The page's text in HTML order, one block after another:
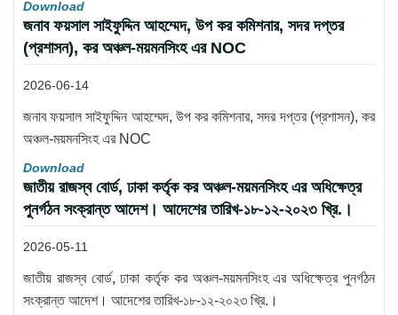
Download
জনাব ফয়সাল সাইফুদ্দিন আহম্মেদ, উপ কর কমিশনার, সদর দপ্তর
(প্রশাসন), কর অঞ্চল-ময়মনসিংহ এর NOC
2026-06-14
জনাব ফয়সাল সাইফুদ্দিন আহম্মেদ, উপ কর কমিশনার, সদর দপ্তর (প্রশাসন), কর
অঞ্চল-ময়মনসিংহ এর NOC
Download
জাতীয় রাজস্ব বোর্ড, ঢাকা কর্তৃক কর অঞ্চল-ময়মনসিংহ এর অধিক্ষেত্র
পুনর্গঠন সংক্রান্ত আদেশ। আদেশের তারিখ-১৮-১২-২০২৩ খ্রি.।
2026-05-11
জাতীয় রাজস্ব বোর্ড, ঢাকা কর্তৃক কর অঞ্চল-ময়মনসিংহ এর অধিক্ষেত্র পুনর্গঠন
সংক্রান্ত আদেশ। আদেশের তারিখ-১৮-১২-২০২৩ খ্রি.।